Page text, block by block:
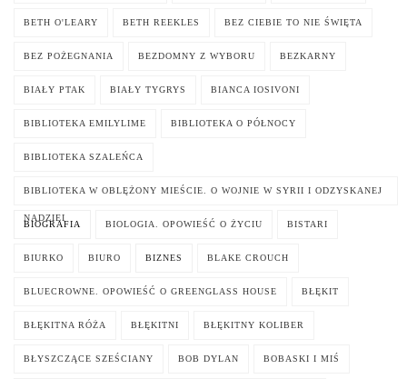
BETH O'LEARY BETH REEKLES BEZ CIEBIE TO NIE ŚWIĘTA
BEZ POŻEGNANIA BEZDOMNY Z WYBORU BEZKARNY
BIAŁY PTAK BIAŁY TYGRYS BIANCA IOSIVONI
BIBLIOTEKA EMILYLIME BIBLIOTEKA O PÓŁNOCY
BIBLIOTEKA SZALEŃCA
BIBLIOTEKA W OBLĘŻONY MIEŚCIE. O WOJNIE W SYRII I ODZYSKANEJ
NADZIEI
BIOGRAFIA BIOLOGIA. OPOWIEŚĆ O ŻYCIU BISTARI
BIURKO BIURO BIZNES BLAKE CROUCH
BLUECROWNE. OPOWIEŚĆ O GREENGLASS HOUSE BŁĘKIT
BŁĘKITNA RÓŻA BŁĘKITNI BŁĘKITNY KOLIBER
BŁYSZCZĄCE SZEŚCIANY BOB DYLAN BOBASKI I MIŚ